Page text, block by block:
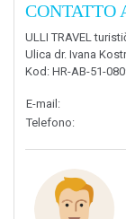
CONTATTO
ULLI TRAVEL
Ulica dr. Ivana
Kod : HR-AB-51-
E-mail :
Telefono: